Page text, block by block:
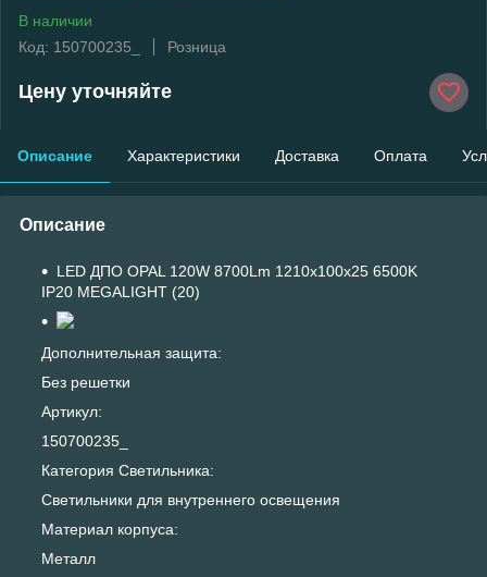
В наличии
Код: 150700235_
Розница
Цену уточняйте
Описание Характеристики Доставка Оплата
Описание
LED ДПО OPAL 120W 8700Lm 1210х100х25 6500K
IP20 MEGALIGHT (20)
Дополнительная защита:
Без решетки
Артикул:
150700235_
Категория Светильника:
Светильники для внутреннего освещения
Материал корпуса:
Металл